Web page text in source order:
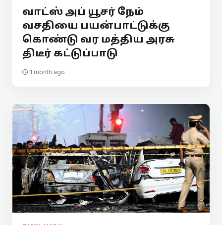
வாட்ஸ் அப் யூசர் நேம்
வசதியை பயன்பாட்டுக்கு
கொண்டு வர மத்திய அரசு
திடீர் கட்டுப்பாடு
1 month ago